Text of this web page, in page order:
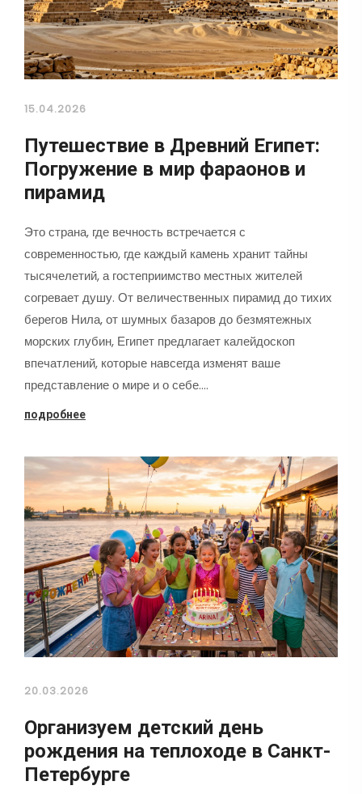
15.04.2026
Путешествие в Древний Египет:
Погружение в мир фараонов и
пирамид
Это страна, где вечность встречается с
современностью, где каждый камень хранит тайны
тысячелетий, а гостеприимство местных жителей
согревает душу. От величественных пирамид до тихих
берегов Нила, от шумных базаров до безмятежных
морских глубин, Египет предлагает калейдоскоп
впечатлений, которые навсегда изменят ваше
представление о мире и о себе.…
подробнее
20.03.2026
Организуем детский день
рождения на теплоходе в Санкт-
Петербурге